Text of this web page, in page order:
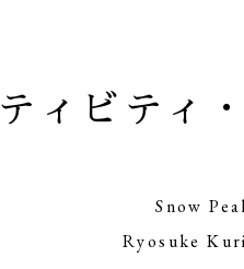
ィビティ
Snow
Ryosuke